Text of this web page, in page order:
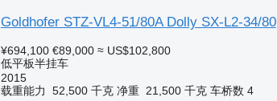
Goldhofer STZ-VL4-51/80A Dolly SX-L2-34/80
¥694,100 €89,000 ≈ US$102,800
低平板半挂车
2015
载重能力
52,500 千克 净重 21,500 千克 车桥数 4